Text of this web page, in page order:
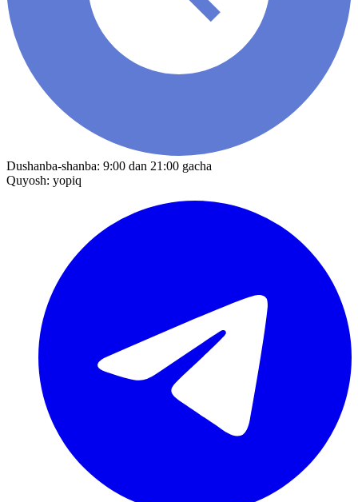
Dushanba-shanba: 9:00 dan 21:00 gacha
Quyosh: yopiq